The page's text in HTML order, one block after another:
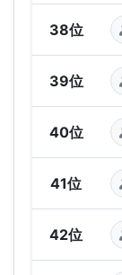
38位
39位
40位
41位
42位